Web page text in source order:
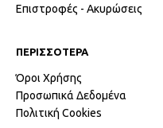
Επιστροφές - Ακυρώσεις
ΠΕΡΙΣΣΟΤΕΡΑ
Όροι Χρήσης
Προσωπικά Δεδομένα
Πολιτική Cookies